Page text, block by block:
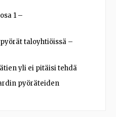
1 –
taloyhtiöissä –
yli ei pitäisi tehdä
pyöräteiden